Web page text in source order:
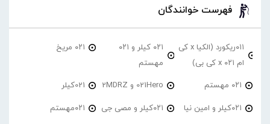
فهرست خوانندگان
۰۱۱ریکورد (الکیا x کی
ام ۰۲۱ x کی بی)
۰۲۱ کیلر و ۰۲۱
مهستم
۰۲۱ مریخ
۰۲۱ مهستم 021Hero و 2MDRZ 021کیلر
۰۲۱کیلر و امین نیا ۰۲۱کیلر و مصی جی ۰۲۱مهستم